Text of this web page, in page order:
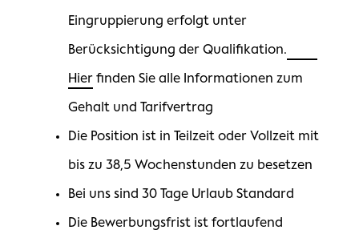
Eingruppierung erfolgt unter
Berücksichtigung der Qualifikation.
Hier finden Sie alle Informationen zum
Gehalt und Tarifvertrag
Die Position ist in Teilzeit oder Vollzeit mit
bis zu 38,5 Wochenstunden zu besetzen
Bei uns sind 30 Tage Urlaub Standard
Die Bewerbungsfrist ist fortlaufend